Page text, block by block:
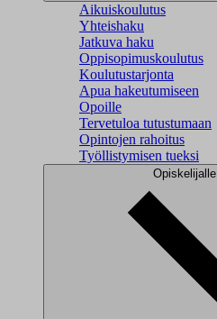
Aikuiskoulutus
Yhteishaku
Jatkuva haku
Oppisopimuskoulutus
Koulutustarjonta
Apua hakeutumiseen
Opoille
Tervetuloa tutustumaan
Opintojen rahoitus
Työllistymisen tueksi
Opiskelijalle